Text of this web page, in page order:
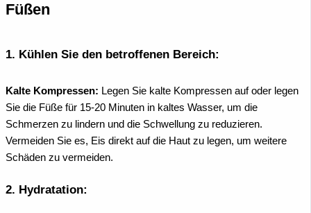
Füßen
1. Kühlen Sie den betroffenen Bereich:
Kalte Kompressen: Legen Sie kalte Kompressen auf oder legen
Sie die Füße für 15-20 Minuten in kaltes Wasser, um die
Schmerzen zu lindern und die Schwellung zu reduzieren.
Vermeiden Sie es, Eis direkt auf die Haut zu legen, um weitere
Schäden zu vermeiden.
2. Hydratation: